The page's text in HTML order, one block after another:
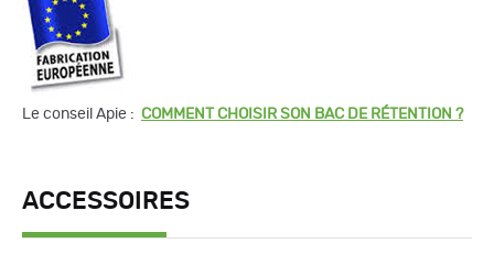
Le conseil Apie : COMMENT CHOISIR SON BAC DE RÉTENTION ?
ACCESSOIRES